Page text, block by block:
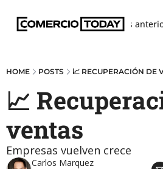
Boletín Ediciones
HOME POSTS 📈 RECUPERACIÓN DE
📈
ventas
Empresas vuelven crece
Carlos Marquez